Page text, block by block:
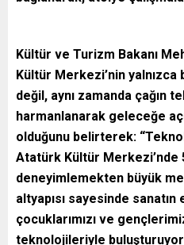
Kültür ve Turizm Bakanı
Kültür Merkezi’nin
değil, aynı zamanda çağın
harmanlanarak geleceğe
olduğunu belirterek:
Atatürk Kültür Merkezi’nde
deneyimlemekten büyük
altyapısı sayesinde
çocuklarımızı ve
teknolojileriyle